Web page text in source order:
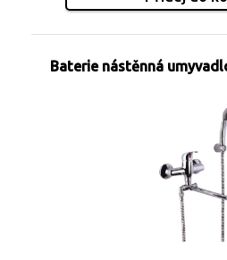
Baterie nástěnná